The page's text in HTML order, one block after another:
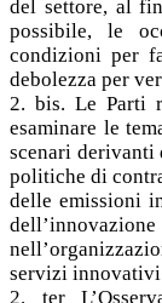
del settore, al
possibile, le
condizioni per
debolezza per
2. bis. Le Parti
esaminare le
scenari derivanti
politiche di
delle emissioni
servizi
2. ter